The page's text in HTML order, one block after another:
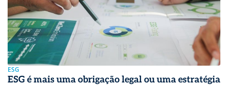
ESG
ESG é mais uma obrigação legal ou uma estratégia